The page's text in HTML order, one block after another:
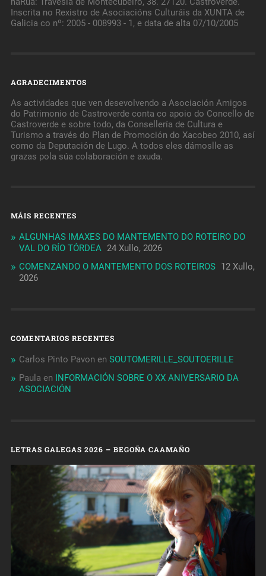
Inscrita no Rexistro de Asociacións Culturáis da XUNTA de
Galicia co nº: 2005 - 008993 - 1, e data de alta 07/10/2005
AGRADECIMENTOS
As actividades que ven desevolvendo a Asociación Amigos
do Patrimonio de Castroverde conta co apoio do Concello de
Castroverde e sobre todo, da Consellería de Cultura e
Turismo a través do Plan de Promoción do Xacobeo 2010, así
como da Deputación de Lugo. A todos eles dámoslle as
grazas pola súa colaboración e axuda.
MÁIS RECENTES
ALGUNHAS IMAXES DO MANTEMENTO DO ROTEIRO DO
VAL DO RÍO TÓRDEA 24 Xullo, 2026
COMENZANDO O MANTEMENTO DOS ROTEIROS 12 Xullo,
2026
COMENTARIOS RECENTES
Carlos Pinto Pavon en SOUTOMERILLE_SOUTOERILLE
Paula en INFORMACIÓN SOBRE O XX ANIVERSARIO DA
ASOCIACIÓN
LETRAS GALEGAS 2026 – BEGOÑA CAAMAÑO